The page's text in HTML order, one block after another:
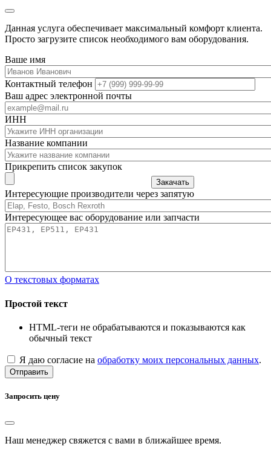
Данная услуга обеспечивает максимальный комфорт клиента.
Просто загрузите список необходимого вам оборудования.
Ваше имя
Контактный телефон
Ваш адрес электронной почты
ИНН
Название компании
Прикрепить список закупок
Закачать
Интересующие производители через запятую
Интересующее вас оборудование или запчасти
О текстовых форматах
Простой текст
HTML-теги не обрабатываются и показываются как
обычный текст
Я даю согласие на обработку моих персональных данных.
Отправить
Запросить цену
Наш менеджер свяжется с вами в ближайшее время.